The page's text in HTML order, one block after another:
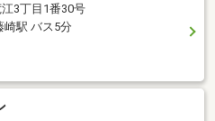
3丁目1番30号
崎駅 バス5分